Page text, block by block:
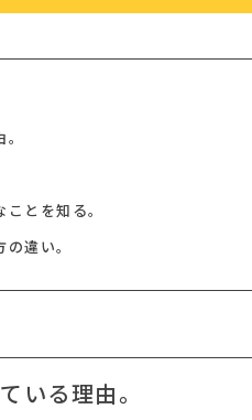
とを知る。
違い。
いる理由。